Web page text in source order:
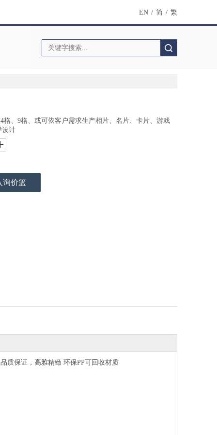
EN / 简 / 繁
格、9格、或可依客户需求生产相片、名片、卡片、游戏
设计
询价篮
质保证，高雅精緻 环保PP可回收材质